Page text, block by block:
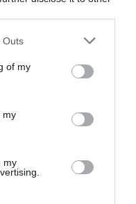
one or more Google
You may click to
its third-party tags to
in below Google
Outs
of my
my
my